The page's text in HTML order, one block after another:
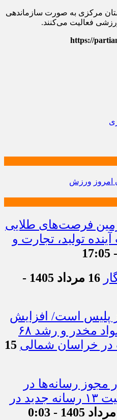
در استان مرکزی به صورت سازماندهی
فعالیت می‌کنند.
https://
امروز ورزش
فرصت‌های طلایی
تولید، تجارت و
16 مرداد 1405 -
پلیس است/ افزایش
۴۳ درصدی کشفیات مواد مخدر و رشد ۶۸
خراسان شمالی 15
مجوز رسانه‌ها در
خراسان شمالی / فعالیت ۱۳ رسانه جدید در